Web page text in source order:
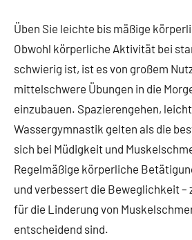
Üben Sie leichte bis mäßige
Obwohl körperliche Aktivität bei
schwierig ist, ist es von großem
mittelschwere Übungen in die
einzubauen. Spazierengehen,
Wassergymnastik gelten als die
sich bei Müdigkeit und
Regelmäßige körperliche
und verbessert die Beweglichkeit –
für die Linderung von
entscheidend sind.